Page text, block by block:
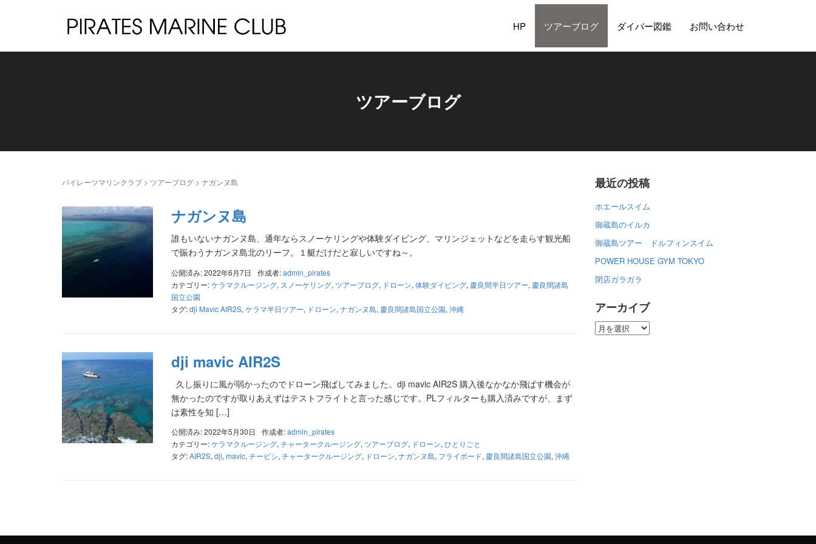
HP ツアーブログ ダイバー図鑑 お問い合わせ
ツアーブログ
パイレーツマリンクラブ > ツアーブログ > ナガンヌ島
ナガンヌ島
誰もいないナガンヌ島、通年ならスノーケリングや体験ダイビング、マリンジェットなどを走らす観光船
で賑わうナガンヌ島北のリーフ。１艇だけだと寂しいですね～。
公開済み: 2022年6月7日 作成者:admin_pirates
カテゴリー:ケラマクルージング, スノーケリング, ツアーブログ, ドローン, 体験ダイビング, 慶良間半日ツアー, 慶良間諸島
国立公園
タグ:dji Mavic AIR2S, ケラマ半日ツアー, ドローン, ナガンヌ島, 慶良間諸島国立公園, 沖縄
dji mavic AIR2S
久し振りに風が弱かったのでドローン飛ばしてみました。dji mavic AIR2S 購入後なかなか飛ばす機会が
無かったのですが取りあえずはテストフライトと言った感じです。PLフィルターも購入済みですが、まず
は素性を知 […]
公開済み: 2022年5月30日 作成者:admin_pirates
カテゴリー:ケラマクルージング, チャータークルージング, ツアーブログ, ドローン, ひとりごと
タグ:AIR2S, dji, mavic, チービシ, チャータークルージング, ドローン, ナガンヌ島, フライボード, 慶良間諸島国立公園, 沖縄
最近の投稿
ホエールスイム
御蔵島のイルカ
御蔵島ツアー ドルフィンスイム
POWER HOUSE GYM TOKYO
閉店ガラガラ
アーカイブ
ア